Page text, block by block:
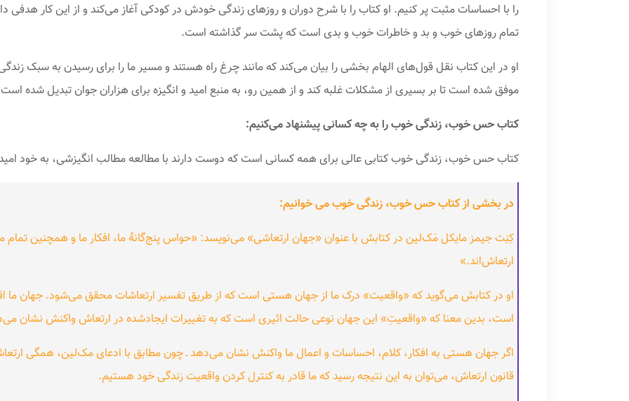
را با احساسات مثبت پر کنیم. او کتاب را با شرح دوران و روزهای زندگی خودش در کودکی آغاز می‌کند و از این کار هدفی
تمام روزهای خوب و بد و خاطرات خوب و بدی است که پشت سر گذاشته است.
او در این کتاب نقل قول­‌های الهام­ بخشی را بیان می‌کند که مانند چرغ راه هستند و مسیر ما را برای رسیدن به سبک
موفق شده است تا بر بسیری از مشکلات غلبه کند و از همین رو، به منبع امید و انگیزه برای هزاران جوان تبدیل شده
کتاب حس خوب، زندگی خوب را به چه کسانی پیشنهاد می‌کنیم:
کتاب حس خوب، زندگی خوب کتابی عالی برای همه کسانی است که دوست دارند با مطالعه مطالب انگیزشی، به خود امید،
در بخشی از کتاب حس خوب، زندگی خوب می خوانیم:
کِنِت جیمز مایکل مَک‌لین در کتابش با عنوان «جهان ارتعاشی» می‌نویسد: «حواس پنج‌گانهٔ ما، افکار ما و همچنین تمام
ارتعاش‌اند.»
او در کتابش می‌گوید که «واقعیت» درک ما از جهان هستی است که از طریق تفسیر ارتعاشات محقق می‌شود. جهان ما
است، بدین معنا که «واقعیتِ» این جهان نوعی حالت اثیری است که به تغییرات ایجادشده در ارتعاش واکنش نشان
اگر جهان هستی به افکار، کلام، احساسات و اعمال ما واکنش نشان می‌دهد ـ چون مطابق با ادعای مک‌لین، همگی ارتعاش
قانون ارتعاش، می‌توان به این نتیجه رسید که ما قادر به کنترل کردن واقعیت زندگی خود هستیم.